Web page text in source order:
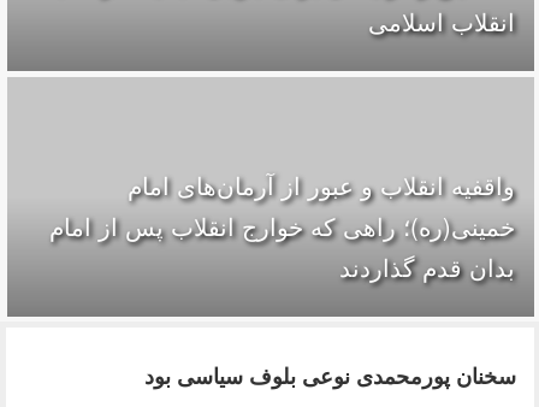
انقلاب اسلامی
واقفیه‌ انقلاب و عبور از آرمان‌های امام
خمینی(ره)؛ راهی که خوارج انقلاب پس از امام
بدان قدم گذاردند
سخنان پورمحمدی نوعی بلوف سیاسی بود